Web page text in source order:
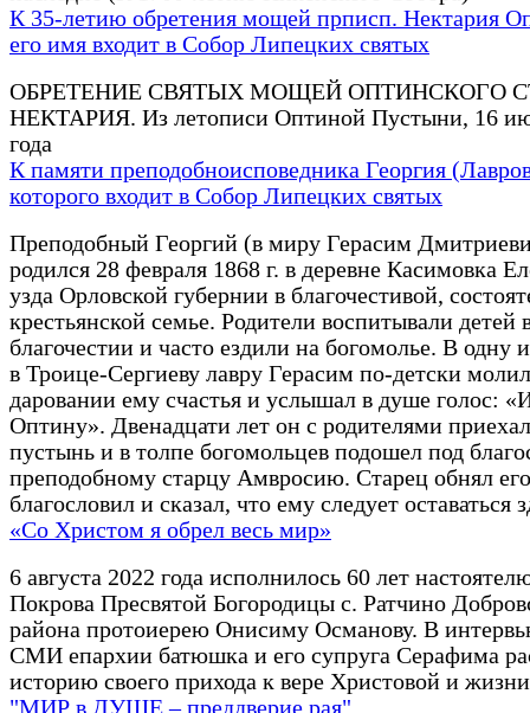
К 35-летию обретения мощей прписп. Нектария
его имя входит в Собор Липецких святых
ОБРЕТЕНИЕ СВЯТЫХ МОЩЕЙ ОПТИНСКОГО
НЕКТАРИЯ. Из летописи Оптиной Пустыни, 16
года
К памяти преподобноисповедника Георгия
которого входит в Собор Липецких святых
Преподобный Георгий (в миру Герасим
родился 28 февраля 1868 г. в деревне Касимовка
узда Орловской губернии в благочестивой,
крестьянской семье. Родители воспитывали детей
благочестии и часто ездили на богомолье. В одну
в Троице-Сергиеву лавру Герасим по-детски
даровании ему счастья и услышал в душе голос:
Оптину». Двенадцати лет он с родителями
пустынь и в толпе богомольцев подошел под
преподобному старцу Амвросию. Старец обнял его
благословил и сказал, что ему следует оставаться
«Со Христом я обрел весь мир»
6 августа 2022 года исполнилось 60 лет
Покрова Пресвятой Богородицы с. Ратчино
района протоиерею Онисиму Османову. В
СМИ епархии батюшка и его супруга Серафима
историю своего прихода к вере Христовой и